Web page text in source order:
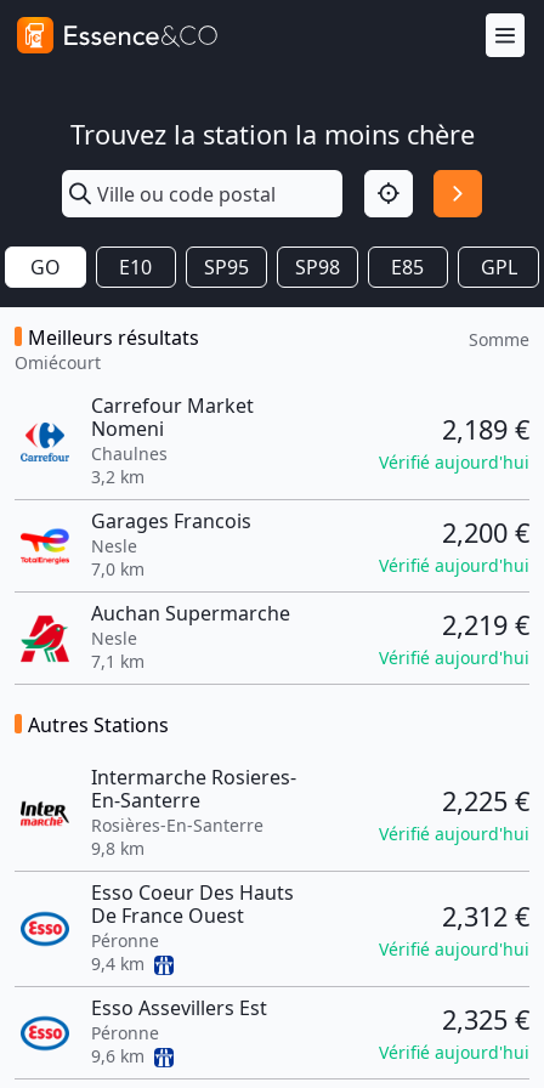
Trouvez la station la moins chère
GO E10 SP95 SP98 E85 GPL
Meilleurs résultats
Omiécourt
Somme
Carrefour Market
Nomeni
Chaulnes
3,2 km
2,189 €
Vérifié aujourd'hui
Garages Francois
Nesle
7,0 km
2,200 €
Vérifié aujourd'hui
Auchan Supermarche
Nesle
7,1 km
2,219 €
Vérifié aujourd'hui
Autres Stations
Intermarche Rosieres-
En-Santerre
Rosières-En-Santerre
9,8 km
2,225 €
Vérifié aujourd'hui
Esso Coeur Des Hauts
De France Ouest
Péronne
9,4 km
2,312 €
Vérifié aujourd'hui
Esso Assevillers Est
Péronne
9,6 km
2,325 €
Vérifié aujourd'hui